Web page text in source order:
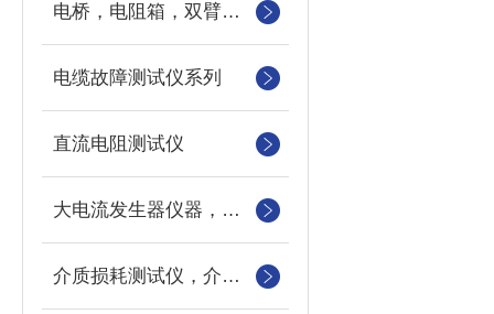
电桥，电阻箱，双臂电桥，单臂电桥，标准电阻
电缆故障测试仪系列
直流电阻测试仪
大电流发生器仪器，三相电流发生器，长时间大电流发生器
介质损耗测试仪，介损测试仪